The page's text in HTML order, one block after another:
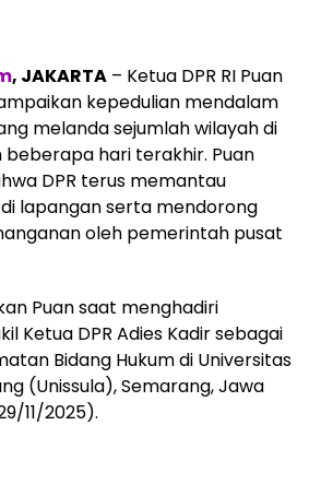
, JAKARTA – Ketua DPR RI Puan
kepedulian mendalam
melanda sejumlah wilayah di
beberapa hari terakhir. Puan
DPR terus memantau
lapangan serta mendorong
oleh pemerintah pusat
Puan saat menghadiri
Ketua DPR Adies Kadir sebagai
Bidang Hukum di Universitas
(Unissula), Semarang, Jawa
11/2025).